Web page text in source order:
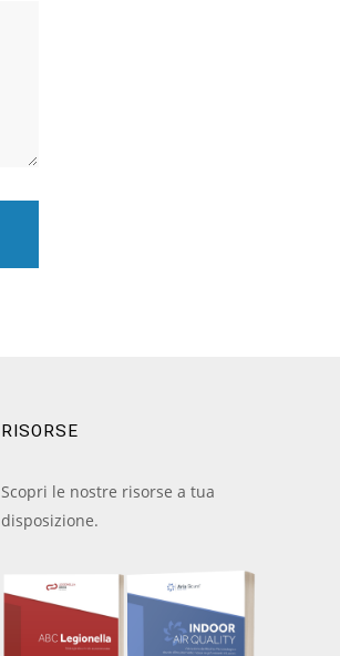
RISORSE
Scopri le nostre risorse a tua
disposizione.